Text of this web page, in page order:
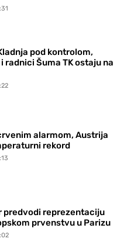
pod kontrolom,
radnici Šuma TK ostaju na
alarmom, Austrija
rekord
predvodi reprezentaciju
prvenstvu u Parizu